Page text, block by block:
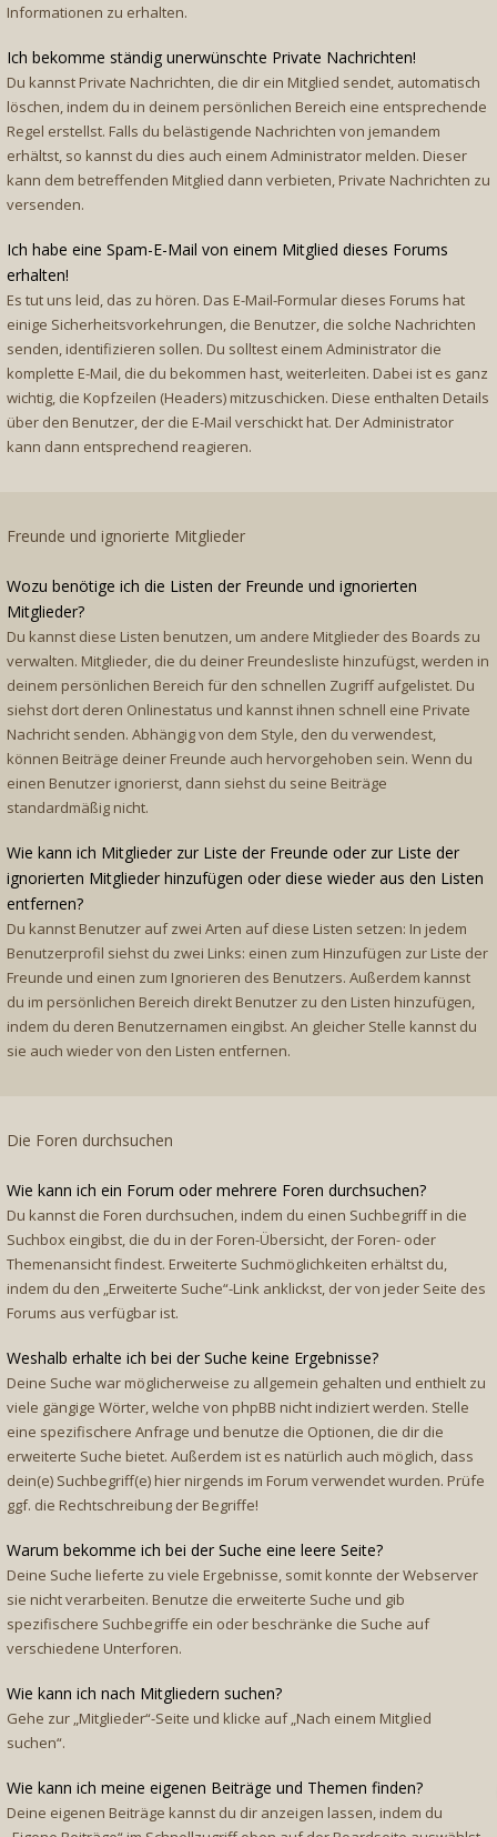
Informationen zu erhalten.
Ich bekomme ständig unerwünschte Private Nachrichten!
Du kannst Private Nachrichten, die dir ein Mitglied sendet, automatisch
löschen, indem du in deinem persönlichen Bereich eine entsprechende
Regel erstellst. Falls du belästigende Nachrichten von jemandem
erhältst, so kannst du dies auch einem Administrator melden. Dieser
kann dem betreffenden Mitglied dann verbieten, Private Nachrichten zu
versenden.
Ich habe eine Spam-E-Mail von einem Mitglied dieses Forums
erhalten!
Es tut uns leid, das zu hören. Das E-Mail-Formular dieses Forums hat
einige Sicherheitsvorkehrungen, die Benutzer, die solche Nachrichten
senden, identifizieren sollen. Du solltest einem Administrator die
komplette E-Mail, die du bekommen hast, weiterleiten. Dabei ist es ganz
wichtig, die Kopfzeilen (Headers) mitzuschicken. Diese enthalten Details
über den Benutzer, der die E-Mail verschickt hat. Der Administrator
kann dann entsprechend reagieren.
Freunde und ignorierte Mitglieder
Wozu benötige ich die Listen der Freunde und ignorierten
Mitglieder?
Du kannst diese Listen benutzen, um andere Mitglieder des Boards zu
verwalten. Mitglieder, die du deiner Freundesliste hinzufügst, werden in
deinem persönlichen Bereich für den schnellen Zugriff aufgelistet. Du
siehst dort deren Onlinestatus und kannst ihnen schnell eine Private
Nachricht senden. Abhängig von dem Style, den du verwendest,
können Beiträge deiner Freunde auch hervorgehoben sein. Wenn du
einen Benutzer ignorierst, dann siehst du seine Beiträge
standardmäßig nicht.
Wie kann ich Mitglieder zur Liste der Freunde oder zur Liste der
ignorierten Mitglieder hinzufügen oder diese wieder aus den Listen
entfernen?
Du kannst Benutzer auf zwei Arten auf diese Listen setzen: In jedem
Benutzerprofil siehst du zwei Links: einen zum Hinzufügen zur Liste der
Freunde und einen zum Ignorieren des Benutzers. Außerdem kannst
du im persönlichen Bereich direkt Benutzer zu den Listen hinzufügen,
indem du deren Benutzernamen eingibst. An gleicher Stelle kannst du
sie auch wieder von den Listen entfernen.
Die Foren durchsuchen
Wie kann ich ein Forum oder mehrere Foren durchsuchen?
Du kannst die Foren durchsuchen, indem du einen Suchbegriff in die
Suchbox eingibst, die du in der Foren-Übersicht, der Foren- oder
Themenansicht findest. Erweiterte Suchmöglichkeiten erhältst du,
indem du den „Erweiterte Suche“-Link anklickst, der von jeder Seite des
Forums aus verfügbar ist.
Weshalb erhalte ich bei der Suche keine Ergebnisse?
Deine Suche war möglicherweise zu allgemein gehalten und enthielt zu
viele gängige Wörter, welche von phpBB nicht indiziert werden. Stelle
eine spezifischere Anfrage und benutze die Optionen, die dir die
erweiterte Suche bietet. Außerdem ist es natürlich auch möglich, dass
dein(e) Suchbegriff(e) hier nirgends im Forum verwendet wurden. Prüfe
ggf. die Rechtschreibung der Begriffe!
Warum bekomme ich bei der Suche eine leere Seite?
Deine Suche lieferte zu viele Ergebnisse, somit konnte der Webserver
sie nicht verarbeiten. Benutze die erweiterte Suche und gib
spezifischere Suchbegriffe ein oder beschränke die Suche auf
verschiedene Unterforen.
Wie kann ich nach Mitgliedern suchen?
Gehe zur „Mitglieder“-Seite und klicke auf „Nach einem Mitglied
suchen“.
Wie kann ich meine eigenen Beiträge und Themen finden?
Deine eigenen Beiträge kannst du dir anzeigen lassen, indem du